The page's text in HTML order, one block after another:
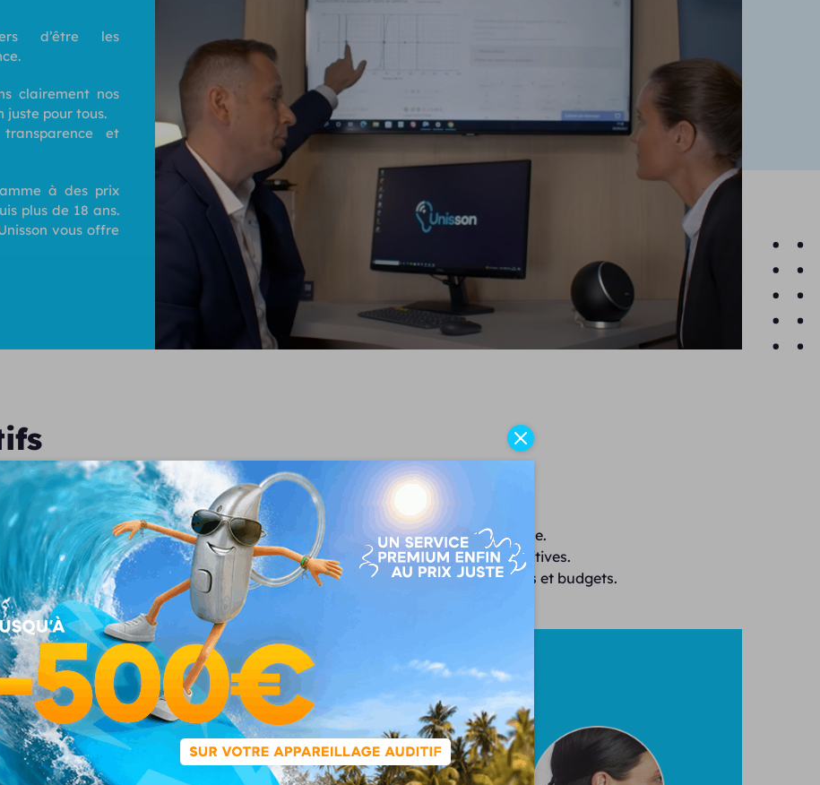
d’être les
clairement nos
juste pour tous.
et
à des prix
plus de 18 ans.
vous offre
des appareils auditifs de dernière génération alliant discrétion et performance.
est unique, nous collaborons avec les meilleures marques d'aides auditives.
connectés ou rechargeables, conçus pour répondre à tous les besoins et budgets.
sélection d'appareils auditifs 2026